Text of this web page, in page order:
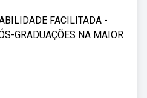
FACILITADA -
GRADUAÇÕES NA MAIOR